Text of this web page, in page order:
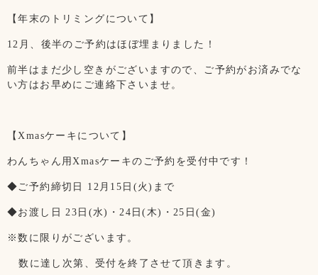
【年末のトリミングについて】
12月、後半のご予約はほぼ埋まりました！
前半はまだ少し空きがございますので、ご予約がお済みでな
い方はお早めにご連絡下さいませ。
【Xmasケーキについて】
わんちゃん用Xmasケーキのご予約を受付中です！
◆ご予約締切日 12月15日(火)まで
◆お渡し日 23日(水)・24日(木)・25日(金)
※数に限りがございます。
数に達し次第、受付を終了させて頂きます。